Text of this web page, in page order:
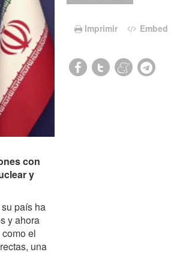
Imprimir Embed
con
y
país ha
y ahora
el
una